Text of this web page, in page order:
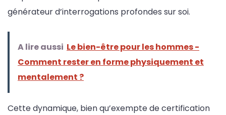
générateur d’interrogations profondes sur soi.
A lire aussi Le bien-être pour les hommes -
Comment rester en forme physiquement et
mentalement ?
Cette dynamique, bien qu’exempte de certification